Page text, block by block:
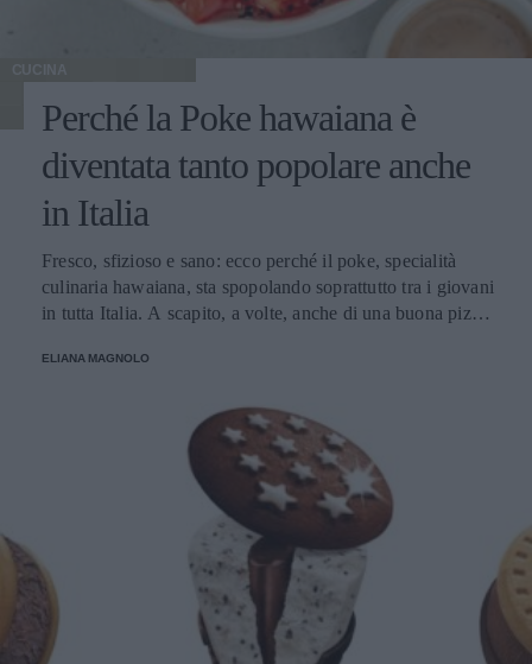
CUCINA
Perché la Poke hawaiana è
diventata tanto popolare anche
in Italia
Fresco, sfizioso e sano: ecco perché il poke, specialità
culinaria hawaiana, sta spopolando soprattutto tra i giovani
in tutta Italia. A scapito, a volte, anche di una buona pizza.
ELIANA MAGNOLO